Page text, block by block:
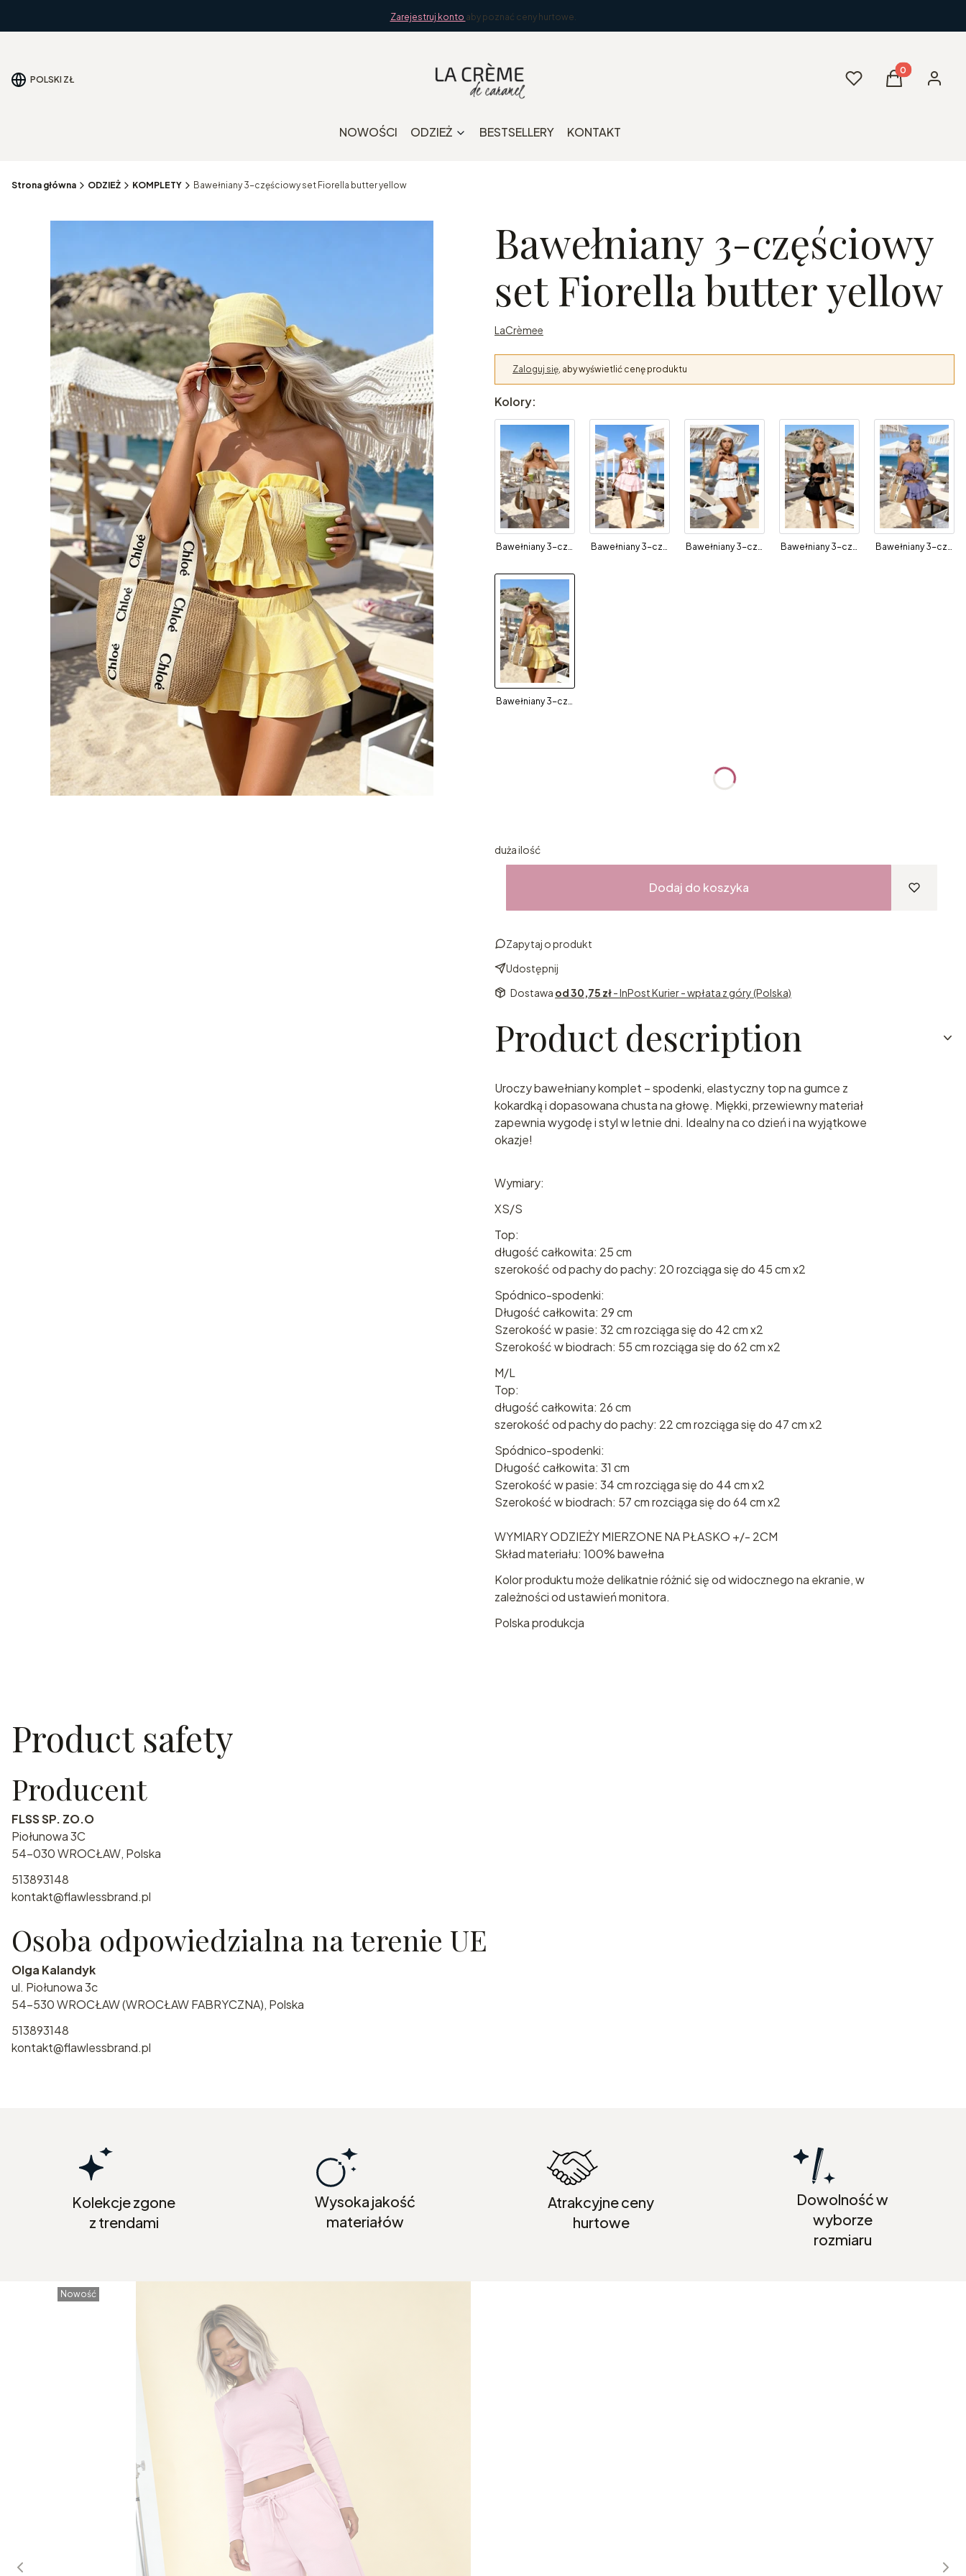
Zarejestruj konto aby poznać ceny hurtowe.
POLSKI ZŁ UlubioneProdukty w
Koszyk
NOWOŚCI ODZIEŻ BESTSELLERY KONTAKT
Strona główna ODZIEŻ KOMPLETY Bawełniany 3-częściowy set Fiorella butter yellow
Bawełniany 3-częściowy
set Fiorella butter yellow
LaCrèmee
Zaloguj się, aby wyświetlić cenę produktu
Kolory:
Bawełniany 3-częściowy set Fiorella latte Bawełniany 3-częściowy set Fiorella puder Bawełniany 3-częściowy set Fiorella biały Bawełniany 3-częściowy set Fiorella czarny Bawełniany 3-częściowy set Fiorella fiolet
Bawełniany 3-częściowy set Fiorella butter yellow
duża ilość
Dodaj do koszyka
Zapytaj o produkt
Udostępnij
Dostawa od 30,75 zł- InPost Kurier - wpłata z góry (Polska)
Product description
Uroczy bawełniany komplet – spodenki, elastyczny top na gumce z
kokardką i dopasowana chusta na głowę. Miękki, przewiewny materiał
zapewnia wygodę i styl w letnie dni. Idealny na co dzień i na wyjątkowe
okazje!
Wymiary:
XS/S
Top:
długość całkowita: 25 cm
szerokość od pachy do pachy: 20 rozciąga się do 45 cm x2
Spódnico-spodenki:
Długość całkowita: 29 cm
Szerokość w pasie: 32 cm rozciąga się do 42 cm x2
Szerokość w biodrach: 55 cm rozciąga się do 62 cm x2
M/L
Top:
długość całkowita: 26 cm
szerokość od pachy do pachy: 22 cm rozciąga się do 47 cm x2
Spódnico-spodenki:
Długość całkowita: 31 cm
Szerokość w pasie: 34 cm rozciąga się do 44 cm x2
Szerokość w biodrach: 57 cm rozciąga się do 64 cm x2
WYMIARY ODZIEŻY MIERZONE NA PŁASKO +/- 2CM
Skład materiału: 100% bawełna
Kolor produktu może delikatnie różnić się od widocznego na ekranie, w
zależności od ustawień monitora.
Polska produkcja
Product safety
Producent
FLSS SP. ZO.O
Piołunowa 3C
54-030 WROCŁAW, Polska
513893148
kontakt@flawlessbrand.pl
Osoba odpowiedzialna na terenie UE
Olga Kalandyk
ul. Piołunowa 3c
54-530 WROCŁAW (WROCŁAW FABRYCZNA), Polska
513893148
kontakt@flawlessbrand.pl
Kolekcje zgone
z trendami
Wysoka jakość
materiałów
Atrakcyjne ceny
hurtowe
Dowolność w
wyborze
rozmiaru
Nowość